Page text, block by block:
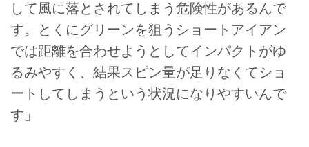
して風に落とされてしまう危険性があるんで
す。とくにグリーンを狙うショートアイアン
では距離を合わせようとしてインパクトがゆ
るみやすく、結果スピン量が足りなくてショ
ートしてしまうという状況になりやすいんで
す」